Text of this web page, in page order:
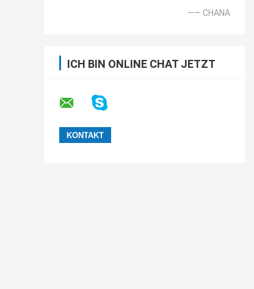
—— CHANA
ICH BIN ONLINE CHAT JETZT